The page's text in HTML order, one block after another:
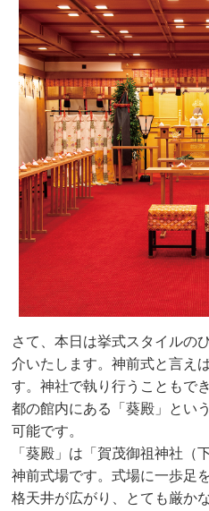
さて、本日は挙式スタイルの
介いたします。神前式と言え
す。神社で執り行うこともで
都の館内にある「葵殿」とい
可能です。
「葵殿」は「賀茂御祖神社（
神前式場です。式場に一歩足
格天井が広がり、とても厳か